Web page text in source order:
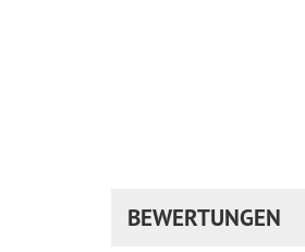
BEWERTUNGEN